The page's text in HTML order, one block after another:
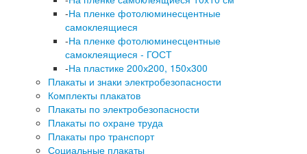
-На пленке фотолюминесцентные
самоклеящиеся
-На пленке фотолюминесцентные
самоклеящиеся - ГОСТ
-На пластике 200х200, 150х300
Плакаты и знаки электробезопасности
Комплекты плакатов
Плакаты по электробезопасности
Плакаты по охране труда
Плакаты про транспорт
Социальные плакаты